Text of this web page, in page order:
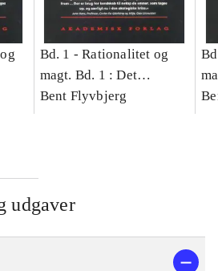
Bd. 1 -Rationalitet og
magt. Bd. 1 : Det
konkretes videnskab
Bent Flyvbjerg
udgaver